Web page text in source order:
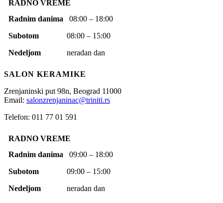
RADNO VREME
Radnim danima 08:00 – 18:00
Subotom 08:00 – 15:00
Nedeljom neradan dan
SALON KERAMIKE
Zrenjaninski put 98n, Beograd 11000
Email: salonzrenjaninac@triniti.rs
Telefon: 011 77 01 591
RADNO VREME
Radnim danima 09:00 – 18:00
Subotom 09:00 – 15:00
Nedeljom neradan dan